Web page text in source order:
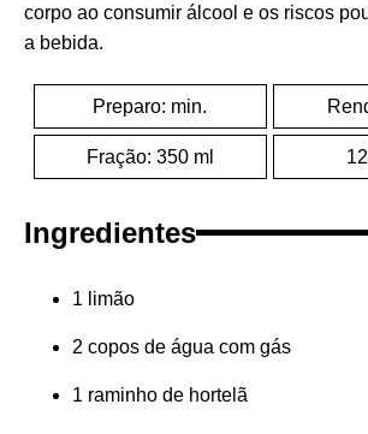
corpo ao consumir álcool e os riscos
a bebida.
Preparo: min.
Fração: 350 ml
Ingredientes
1 limão
2 copos de água com gás
1 raminho de hortelã